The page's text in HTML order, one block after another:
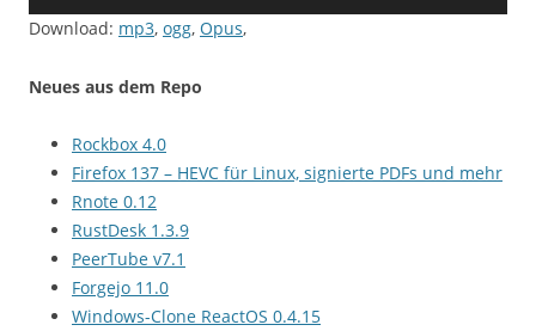
Download: mp3, ogg, Opus,
Neues aus dem Repo
Rockbox 4.0
Firefox 137 – HEVC für Linux, signierte PDFs und mehr
Rnote 0.12
RustDesk 1.3.9
PeerTube v7.1
Forgejo 11.0
Windows-Clone ReactOS 0.4.15